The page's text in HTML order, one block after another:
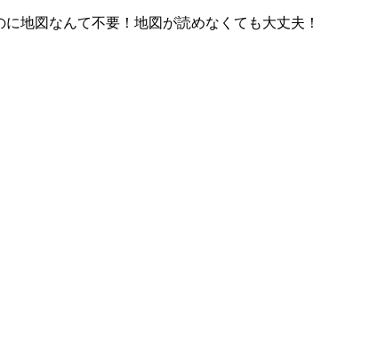
地図なんて不要！地図が読めなくても大丈夫！